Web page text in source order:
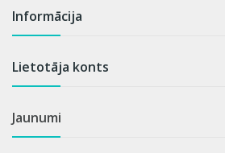
Informācija
Lietotāja konts
Jaunumi